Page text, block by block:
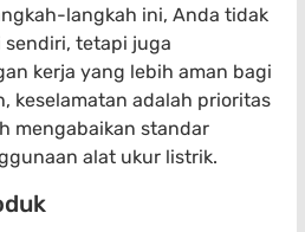
langkah ini, Anda tidak
tetapi juga
kerja yang lebih aman bagi
keselamatan adalah prioritas
mengabaikan standar
alat ukur listrik.